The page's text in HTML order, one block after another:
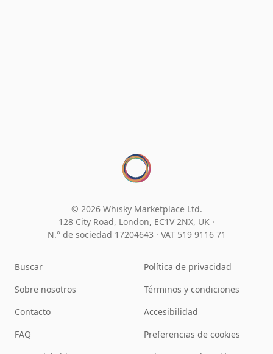
© 2026 Whisky Marketplace Ltd.
128 City Road, London, EC1V 2NX, UK ·
N.° de sociedad 17204643 · VAT 519 9116 71
Buscar
Sobre nosotros
Contacto
FAQ
Política de privacidad
Términos y condiciones
Accesibilidad
Preferencias de cookies